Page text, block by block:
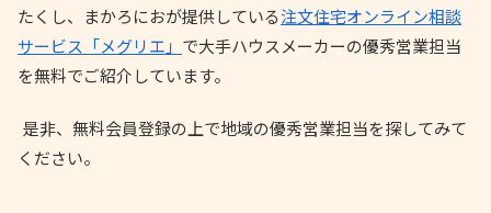
たくし、まかろにおが提供している注文住宅オンライン相談
サービス「メグリエ」 で大手ハウスメーカーの優秀営業担当
を無料でご紹介しています。
是非、無料会員登録の上で地域の優秀営業担当を探してみて
ください。